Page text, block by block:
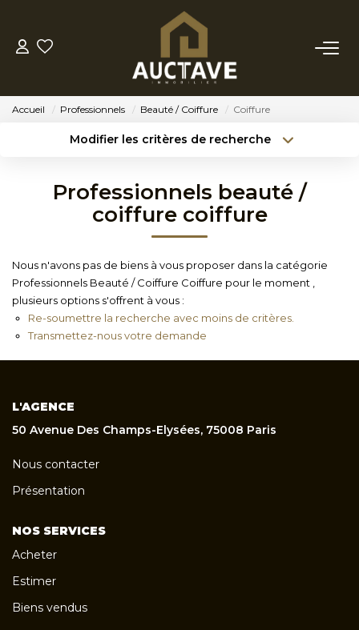
ACHETER
NOTRE AGENCE
NOTRE PHILOSOPHIE
CONTACT
Accueil Professionnels Beauté / Coiffure Coiffure
Modifier les critères de recherche
Type de bien
Surface min
Plus de critères Créer une alerte
Professionnels beauté /
coiffure coiffure
Nous n'avons pas de biens à vous proposer dans la catégorie
Professionnels Beauté / Coiffure Coiffure pour le moment ,
plusieurs options s'offrent à vous :
Re-soumettre la recherche avec moins de critères.
Transmettez-nous votre demande
L'AGENCE
50 Avenue Des Champs-Elysées, 75008 Paris
Nous contacter
Présentation
NOS SERVICES
Acheter
Estimer
Biens vendus